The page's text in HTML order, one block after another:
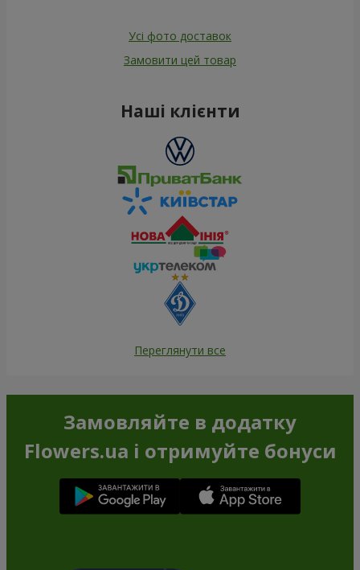
Усі фото доставок
Замовити цей товар
Наші клієнти
Переглянути все
Замовляйте в додатку
Flowers.ua і отримуйте бонуси